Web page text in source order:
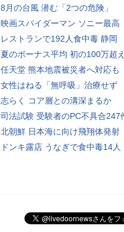
8月の台風 潜む「2つの危険」
映画スパイダーマン ソニー最高
レストランで192人食中毒 静岡
夏のボーナス平均 初の100万超え
任天堂 熊本地震被災者へ対応も
女性はねる「無呼吸」治療せず
志らく コア層との溝深まるか
司法試験 受験者のPC不具合247
北朝鮮 日本海に向け飛翔体発射
ドンキ露店 うなぎで食中毒14人